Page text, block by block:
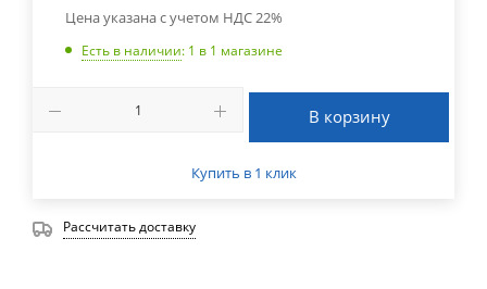
Цена указана с учетом НДС 22%
Есть в наличии: 1 в 1 магазине
В корзину
Купить в 1 клик
Рассчитать доставку